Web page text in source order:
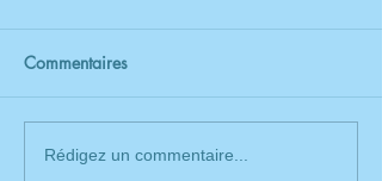
Commentaires
Rédigez un commentaire...